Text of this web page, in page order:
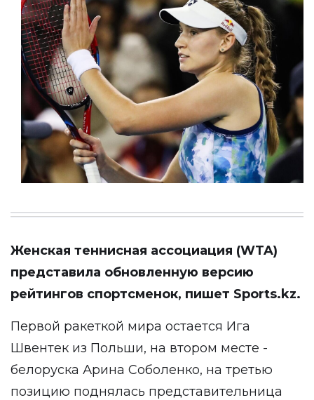
Женская теннисная ассоциация (WTA)
представила обновленную версию
рейтингов спортсменок, пишет Sports.kz.
Первой ракеткой мира остается Ига
Швентек из Польши, на втором месте -
белоруска Арина Соболенко, на третью
позицию поднялась представительница